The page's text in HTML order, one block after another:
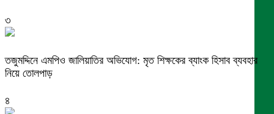
৩
তজুমদ্দিনে এমপিও জালিয়াতির অভিযোগ: মৃত শিক্ষকের ব্যাংক হিসাব ব্যবহার
নিয়ে তোলপাড়
৪